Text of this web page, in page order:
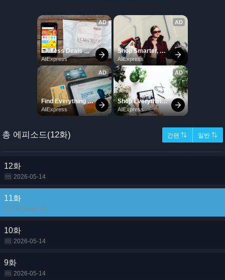
총 에피소드(12화) 간편 ⇅ 일반 ⇅
12화
2026-05-14
11화
2026-05-14
10화
2026-05-14
9화
2026-05-14